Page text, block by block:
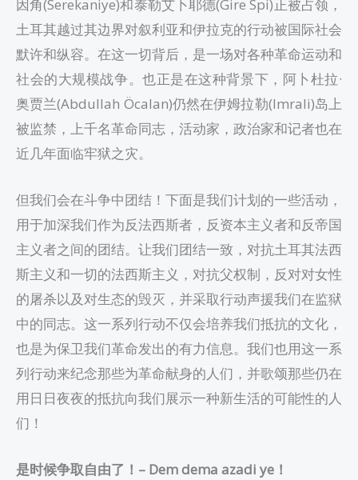
因角(Serekaniye)和泰勒艾卜耶德(Gire Spi)正被占领，
土耳其越过其边界对叙利亚和伊拉克的行动被国际社会
默许和纵容。在这一切背后，是一场对各种革命运动和
社会的大规模战争。也正是在这种背景下，阿卜杜拉·
奥贾兰(Abdullah Öcalan)仍然在伊姆拉勒(Imrali)岛上
被监禁，上千名革命同志，活动家，政治家和记者也在
近几年面临牢狱之灾。
但我们会在斗争中团结！下面是我们计划的一些活动，
用于加深我们作为反法西斯者，反资本主义者和反帝国
主义者之间的团结。让我们团结一致，对抗土耳其法西
斯主义和一切的法西斯主义，对抗父权制，反对对女性
的屠杀以及对生态的毁灭，并采取行动声援我们在监狱
中的同志。这一系列行动不仅会培养我们抵抗的文化，
也是为保卫我们革命发出的有力信息。我们也用这一系
列行动来纪念那些为革命献身的人们，并歌颂那些仍在
用日日夜夜的抵抗向我们展示一种新生活的可能性的人
们！
是时候争取自由了！ – Dem dema azadi ye ！